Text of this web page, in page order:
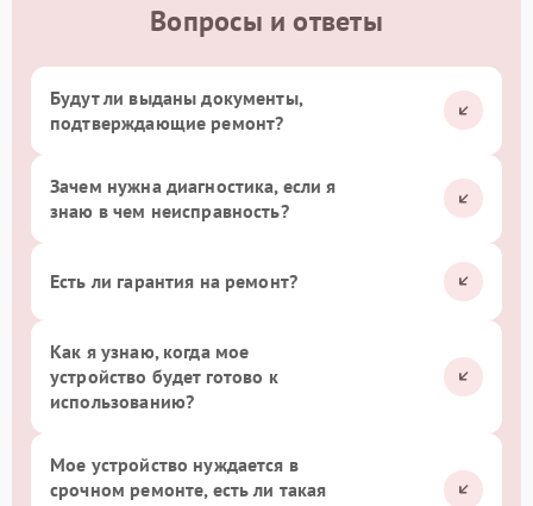
Вопросы и ответы
Будут ли выданы документы,
подтверждающие ремонт?
Зачем нужна диагностика, если я
знаю в чем неисправность?
Есть ли гарантия на ремонт?
Как я узнаю, когда мое
устройство будет готово к
использованию?
Мое устройство нуждается в
срочном ремонте, есть ли такая